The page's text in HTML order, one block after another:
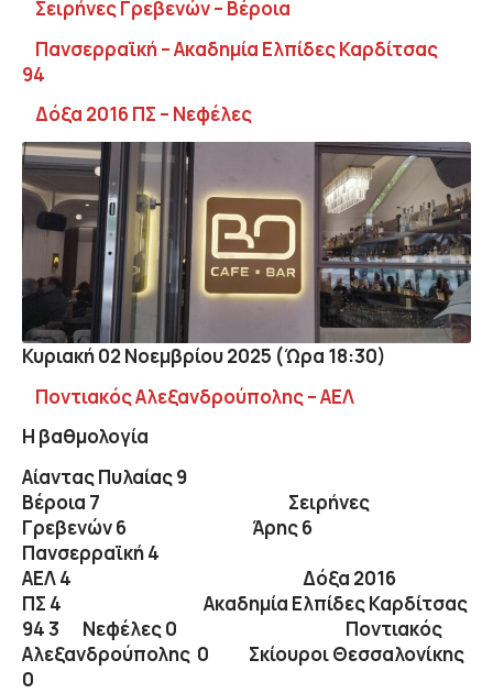
Σειρήνες Γρεβενών – Βέροια
Πανσερραϊκή – Ακαδημία Ελπίδες Καρδίτσας
94
Δόξα 2016 ΠΣ – Νεφέλες
Κυριακή 02 Νοεμβρίου 2025 (Ώρα 18:30)
Ποντιακός Αλεξανδρούπολης – ΑΕΛ
Η βαθμολογία
Αίαντας Πυλαίας9
Βέροια 7 Σειρήνες
Γρεβενών6 Άρης6
Πανσερραϊκή4
ΑΕΛ4 Δόξα 2016
ΠΣ 4 Ακαδημία Ελπίδες Καρδίτσας
943 Νεφέλες0 Ποντιακός
Αλεξανδρούπολης 0 Σκίουροι Θεσσαλονίκης
0